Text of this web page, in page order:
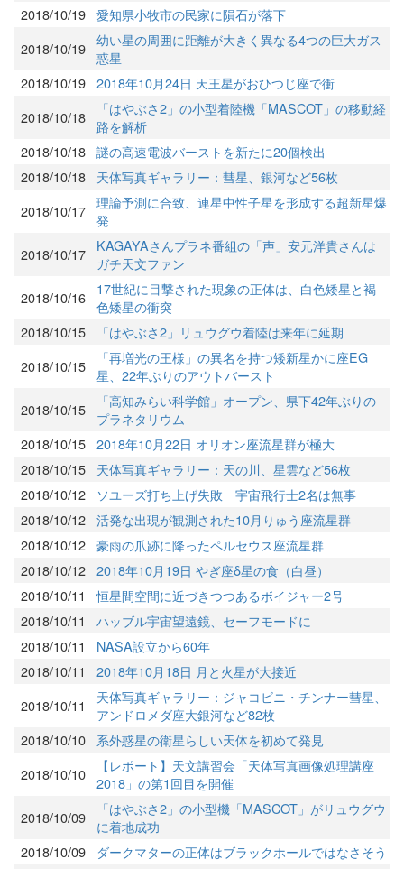
2018/10/19 愛知県小牧市の民家に隕石が落下
2018/10/19 幼い星の周囲に距離が大きく異なる4つの巨大ガス
惑星
2018/10/19 2018年10月24日 天王星がおひつじ座で衝
2018/10/18
「はやぶさ2」の小型着陸機「MASCOT」の移動経
路を解析
2018/10/18 謎の高速電波バーストを新たに20個検出
2018/10/18
天体写真ギャラリー：彗星、銀河など56枚
2018/10/17 理論予測に合致、連星中性子星を形成する超新星爆
発
2018/10/17
KAGAYAさんプラネ番組の「声」安元洋貴さんは
ガチ天文ファン
2018/10/16
17世紀に目撃された現象の正体は、白色矮星と褐
色矮星の衝突
2018/10/15
「はやぶさ2」リュウグウ着陸は来年に延期
2018/10/15
「再増光の王様」の異名を持つ矮新星かに座EG
星、22年ぶりのアウトバースト
2018/10/15
「高知みらい科学館」オープン、県下42年ぶりの
プラネタリウム
2018/10/15 2018年10月22日 オリオン座流星群が極大
2018/10/15
天体写真ギャラリー：天の川、星雲など56枚
2018/10/12
ソユーズ打ち上げ失敗 宇宙飛行士2名は無事
2018/10/12 活発な出現が観測された10月りゅう座流星群
2018/10/12 豪雨の爪跡に降ったペルセウス座流星群
2018/10/12 2018年10月19日 やぎ座δ星の食（白昼）
2018/10/11
恒星間空間に近づきつつあるボイジャー2号
2018/10/11
ハッブル宇宙望遠鏡、セーフモードに
2018/10/11
NASA設立から60年
2018/10/11
2018年10月18日 月と火星が大接近
2018/10/11
天体写真ギャラリー：ジャコビニ・チンナー彗星、
アンドロメダ座大銀河など82枚
2018/10/10
系外惑星の衛星らしい天体を初めて発見
2018/10/10
【レポート】天文講習会「天体写真画像処理講座
2018」の第1回目を開催
2018/10/09
「はやぶさ2」の小型機「MASCOT」がリュウグウ
に着地成功
2018/10/09
ダークマターの正体はブラックホールではなさそう